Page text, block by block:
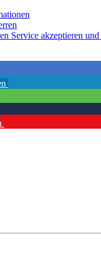
Service akzeptieren